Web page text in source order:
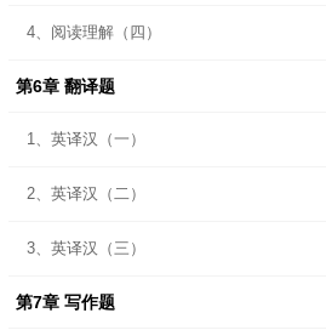
4、阅读理解（四）
第6章 翻译题
1、英译汉（一）
2、英译汉（二）
3、英译汉（三）
第7章 写作题